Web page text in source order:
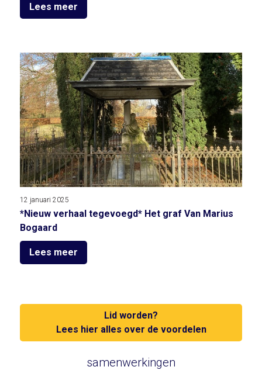
Lees meer
12 januari 2025
*Nieuw verhaal tegevoegd* Het graf Van Marius
Bogaard
Lees meer
Lid worden?
Lees hier alles over de voordelen
samenwerkingen